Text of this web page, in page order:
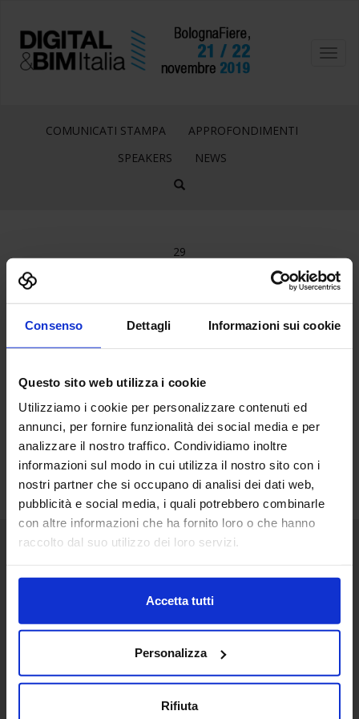
Consenso Dettagli Informazioni sui cookie
Questo sito web utilizza i cookie
Utilizziamo i cookie per personalizzare contenuti ed
annunci, per fornire funzionalità dei social media e per
analizzare il nostro traffico. Condividiamo inoltre
informazioni sul modo in cui utilizza il nostro sito con i
nostri partner che si occupano di analisi dei dati web,
pubblicità e social media, i quali potrebbero combinarle
con altre informazioni che ha fornito loro o che hanno
raccolto dal suo utilizzo dei loro servizi.
Accetta tutti
Personalizza
Rifiuta
COMUNICATI STAMPA
APPROFONDIMENTI
SPEAKERS
NEWS
29
STAMPA
+ 39 051.325511
Progetto e direzione